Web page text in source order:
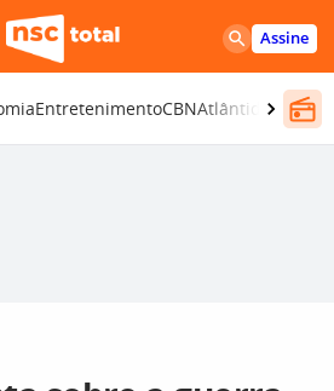
Assine
EntretenimentoCBNAtlântida SC